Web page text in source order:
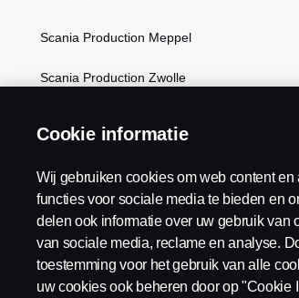
Scania Production Meppel
Scania Production Zwolle
Cookie informatie
Wij gebruiken cookies om web content
functies voor sociale media te bieden en
delen ook informatie over uw gebruik van
van sociale media, reclame en analyse.
toestemming voor het gebruik van alle
uw cookies ook beheren door op